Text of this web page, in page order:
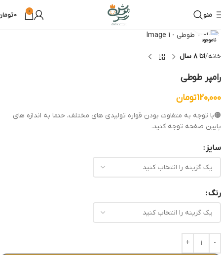
منو 0
0
ناموجود
خانه ۱تا ۸ سال
رامپر طوطی
120,000تومان
🟠با توجه به متفاوت بودن قواره تولیدی های مختلف، حتما به اندازه های
پایین صفحه توجه کنید.
سایز
رنگ